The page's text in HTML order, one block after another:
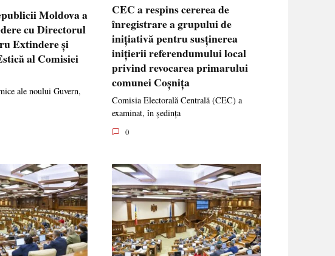
Moldova a
cu Directorul
Extindere și
al Comisiei
ale noului Guvern,
CEC a respins cererea de
înregistrare a grupului de
inițiativă pentru susținerea
inițierii referendumului local
privind revocarea primarului
comunei Coșnița
Comisia Electorală Centrală (CEC) a
examinat, în ședința
0